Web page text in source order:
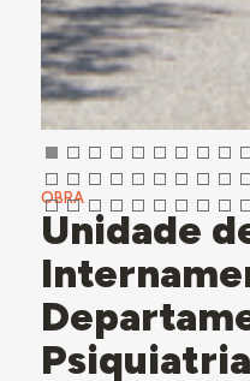
OBRA
Unidade